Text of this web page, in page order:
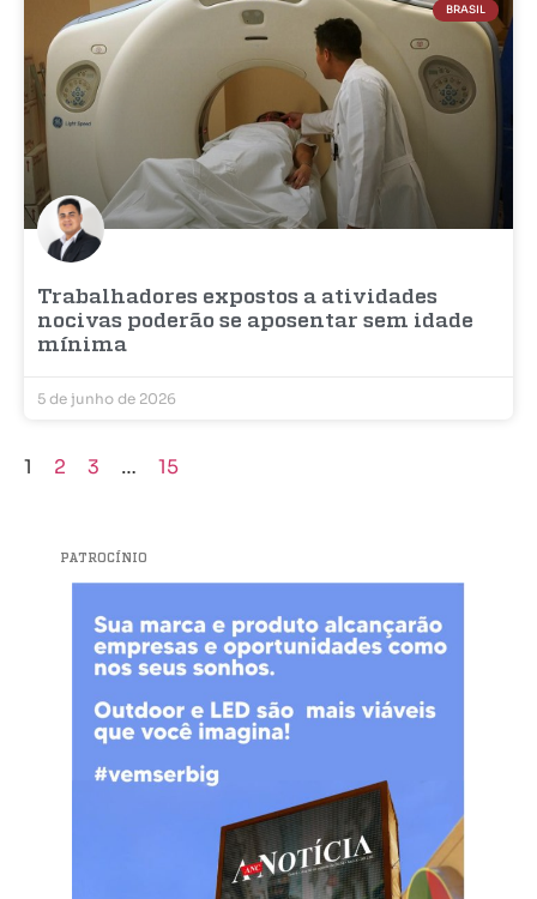
BRASIL
Trabalhadores expostos a atividades
nocivas poderão se aposentar sem idade
mínima
5 de junho de 2026
1 2 3 … 15
PATROCÍNIO